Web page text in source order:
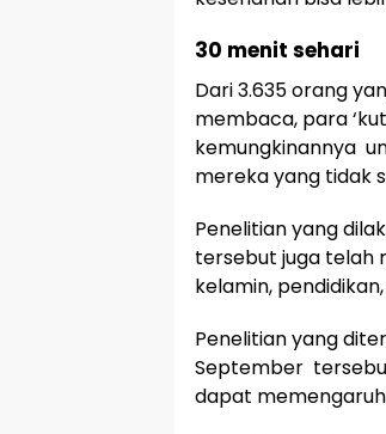
30 menit sehari
Dari 3.635 orang
membaca, para
kemungkinannya
mereka yang tidak
Penelitian yang
tersebut juga telah
kelamin,
Penelitian yang
September
dapat